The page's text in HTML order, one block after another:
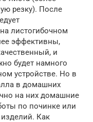
резку). После
листогибочном
эффективны,
и
будет намного
устройстве. Но в
в домашних
на них домашние
по починке или
Как